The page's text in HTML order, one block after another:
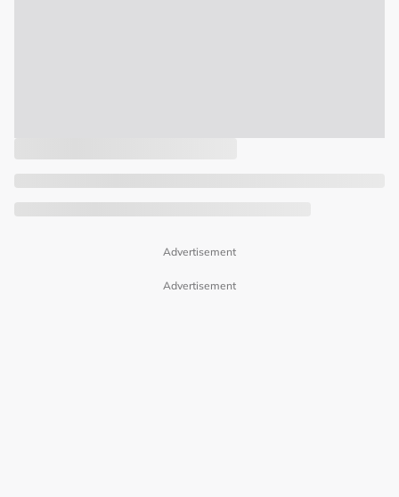
Advertisement
Advertisement